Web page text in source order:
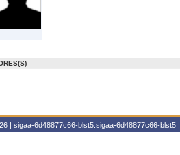
| sigaa-6d48877c66-blst5.sigaa-6d48877c66-blst5 |